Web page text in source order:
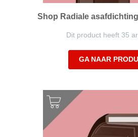
Shop Radiale
Dit product heeft 35
GA NAAR